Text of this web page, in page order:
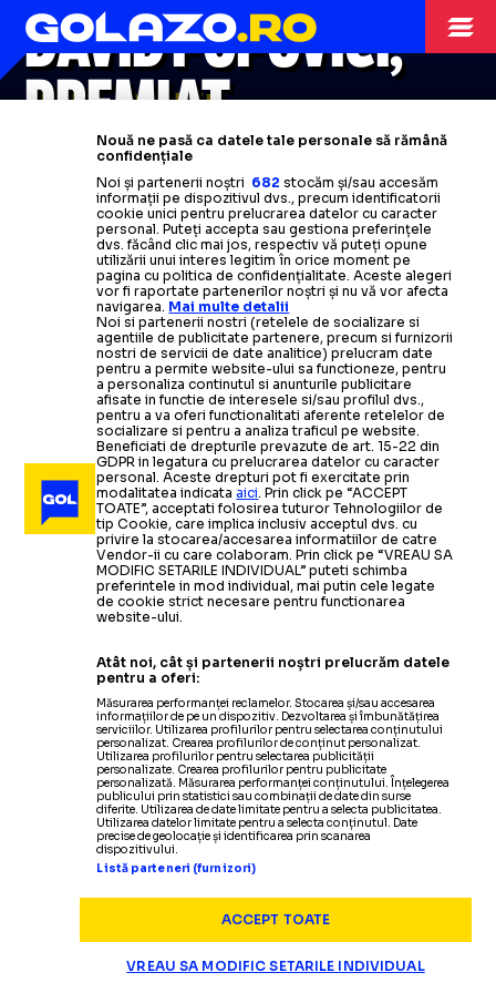
BALCANI
DAVID POPOVICI,
PREMIAT
A depășit nume uriașe
ca Nikola
Jokic și Giannis Antetokounmpo
Citește mai mult
Termeni și condiții
Politica de confidențialitate
Modifică Setările
Contact
Nouă ne pasă ca datele tale personale să rămână
confidențiale
Noi și partenerii noștri 682 stocăm și/sau accesăm
informații pe dispozitivul dvs., precum identificatorii
cookie unici pentru prelucrarea datelor cu caracter
personal. Puteți accepta sau gestiona preferințele
dvs. făcând clic mai jos, respectiv vă puteți opune
utilizării unui interes legitim în orice moment pe
pagina cu politica de confidențialitate. Aceste alegeri
vor fi raportate partenerilor noștri și nu vă vor afecta
navigarea. Mai multe detalii
Noi si partenerii nostri (retelele de socializare si
agentiile de publicitate partenere, precum si furnizorii
nostri de servicii de date analitice) prelucram date
pentru a permite website-ului sa functioneze, pentru
a personaliza continutul si anunturile publicitare
afisate in functie de interesele si/sau profilul dvs.,
pentru a va oferi functionalitati aferente retelelor de
socializare si pentru a analiza traficul pe website.
Beneficiati de drepturile prevazute de art. 15-22 din
GDPR in legatura cu prelucrarea datelor cu caracter
personal. Aceste drepturi pot fi exercitate prin
modalitatea indicataaici . Prin click pe “ACCEPT
TOATE”, acceptati folosirea tuturor Tehnologiilor de
tip Cookie, care implica inclusiv acceptul dvs. cu
privire la stocarea/accesarea informatiilor de catre
Vendor-ii cu care colaboram. Prin click pe “VREAU SA
MODIFIC SETARILE INDIVIDUAL” puteti schimba
preferintele in mod individual, mai putin cele legate
de cookie strict necesare pentru functionarea
website-ului.
Atât noi, cât și partenerii noștri prelucrăm datele
pentru a oferi:
Măsurarea performanței reclamelor. Stocarea și/sau accesarea
informațiilor de pe un dispozitiv. Dezvoltarea și îmbunătățirea
serviciilor. Utilizarea profilurilor pentru selectarea conținutului
personalizat. Crearea profilurilor de conținut personalizat.
Utilizarea profilurilor pentru selectarea publicității
personalizate. Crearea profilurilor pentru publicitate
personalizată. Măsurarea performanței conținutului. Înțelegerea
publicului prin statistici sau combinații de date din surse
diferite. Utilizarea de date limitate pentru a selecta publicitatea.
Utilizarea datelor limitate pentru a selecta conținutul. Date
precise de geolocație și identificarea prin scanarea
dispozitivului.
Listă parteneri (furnizori)
ACCEPT TOATE
VREAU SA MODIFIC SETARILE INDIVIDUAL